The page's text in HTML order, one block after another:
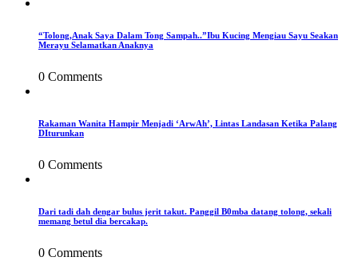
“Tolong,Anak Saya Dalam Tong Sampah..”Ibu Kucing Mengiau Sayu Seakan
Merayu Selamatkan Anaknya
0 Comments
Rakaman Wanita Hampir Menjadi ‘ArwAh’, Lintas Landasan Ketika Palang
DIturunkan
0 Comments
Dari tadi dah dengar bulus jerit takut. Panggil B0mba datang tolong, sekali
memang betul dia bercakap.
0 Comments